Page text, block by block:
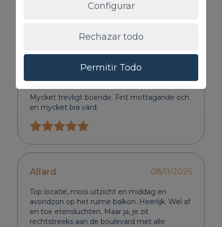
Mycket trevligt boende. Fint mottagande och
en mycket bra värd.
Allard 08/11/2025
Top locatie, mooi uitzicht en middag en
avondzon op het ruime balkon. Heerlijk. Wel af
en toe etensluchten. Maar ja, je zit
rechtstreeks aan de boulevard met alle
Configurar
Rechazar todo
Permitir Todo